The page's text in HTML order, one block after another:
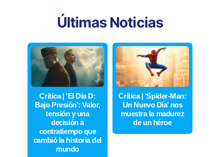
Últimas Noticias
Crítica | ‘El Día D:
Bajo Presión’: Valor,
tensión y una
decisión a
contratiempo que
cambió la historia del
mundo
Crítica | ‘Spider-Man:
Un Nuevo Día’ nos
muestra la madurez
de un héroe